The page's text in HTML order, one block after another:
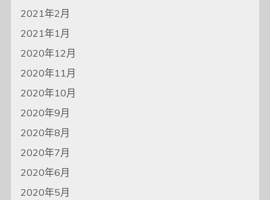
2021年2月
2021年1月
2020年12月
2020年11月
2020年10月
2020年9月
2020年8月
2020年7月
2020年6月
2020年5月